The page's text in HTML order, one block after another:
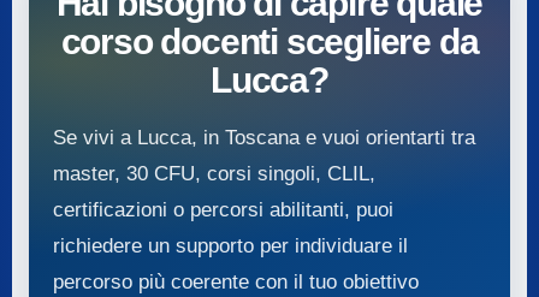
corso docenti scegliere da
Lucca?
Se vivi a Lucca, in Toscana e vuoi orientarti tra
master, 30 CFU, corsi singoli, CLIL,
certificazioni o percorsi abilitanti, puoi
richiedere un supporto per individuare il
percorso più coerente con il tuo obiettivo